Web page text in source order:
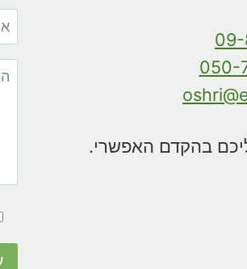
050-
בהקדם האפשרי.